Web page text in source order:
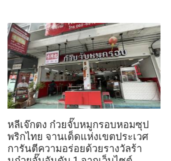
หลีเจ๊กตง ก๋วยจั๊บหมูกรอบหอมซุป
พริกไทย จานเด็ดแห่งเขตประเวศ
การันตีความอร่อยด้วยรางวัลร้า